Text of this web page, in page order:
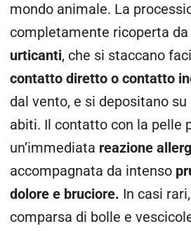
mondo animale. La
completamente ricoperta
urticanti, che si staccano
contatto diretto o contatto
dal vento, e si depositano
abiti. Il contatto con la pelle
un’immediata reazione
accompagnata da intenso
dolore e bruciore. In casi
comparsa di bolle e